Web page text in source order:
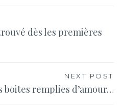
dès les premières
NEXT POST
boites remplies d’amour…